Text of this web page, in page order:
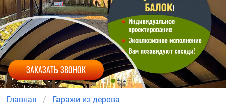
ЗАКАЗАТЬ ЗВОНОК
Главная
Гаражи из дерева